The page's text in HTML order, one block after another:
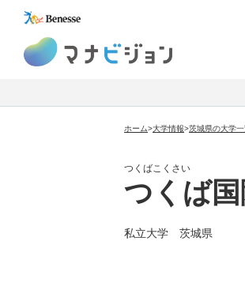
ホーム>大学情報>茨城県の大学
つくばこくさい
つくば
私立大学 茨城県